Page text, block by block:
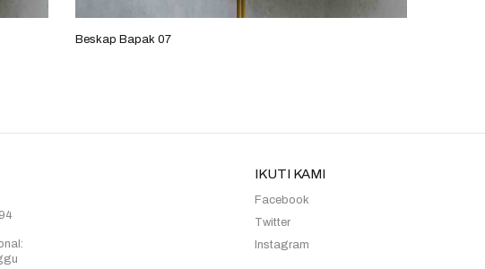
Beskap Bapak 27
IKUTI KAMI
Facebook
Twitter
Instagram